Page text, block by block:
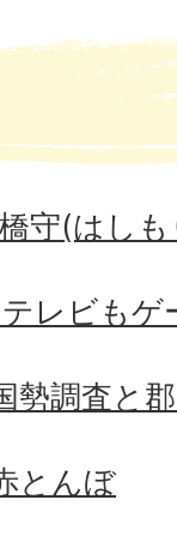
守(はし
レビもゲ
勢調査と
とんぼ